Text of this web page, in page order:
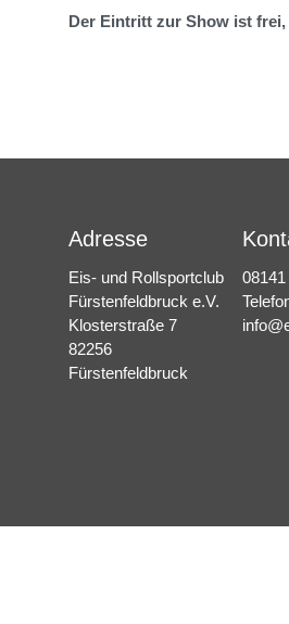
Der Eintritt zur Show ist
Adresse
Eis- und Rollsportclub
Fürstenfeldbruck e.V.
Klosterstraße 7
82256
Fürstenfeldbruck